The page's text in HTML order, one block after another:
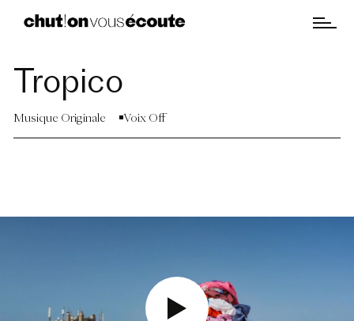
Tropico
Musique Originale Voix Off